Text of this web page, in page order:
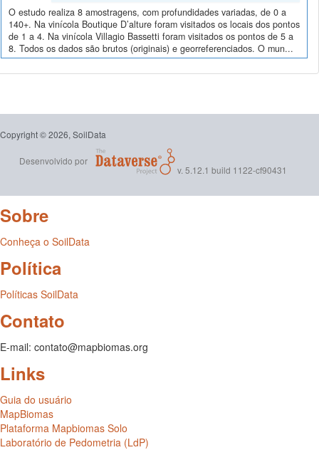
O estudo realiza 8 amostragens, com profundidades variadas, de 0 a
140+. Na vinícola Boutique D’alture foram visitados os locais dos pontos
de 1 a 4. Na vinícola Villagio Bassetti foram visitados os pontos de 5 a
8. Todos os dados são brutos (originais) e georreferenciados. O mun...
Copyright © 2026, SoilData
Desenvolvido por
v. 5.12.1 build 1122-cf90431
Sobre
Conheça o SoilData
Política
Políticas SoilData
Contato
E-mail: contato@mapbiomas.org
Links
Guia do usuário
MapBiomas
Plataforma Mapbiomas Solo
Laboratório de Pedometria (LdP)